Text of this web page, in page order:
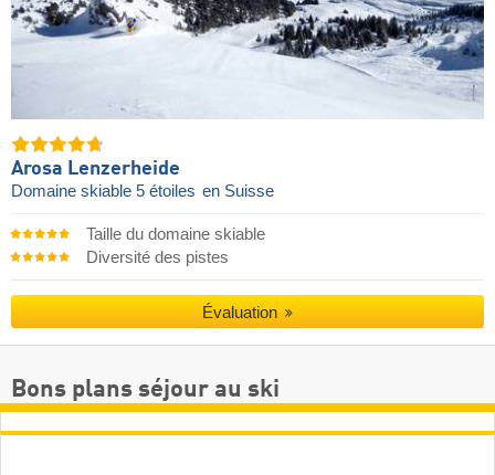
Arosa Lenzerheide
Domaine skiable 5 étoiles en Suisse
Taille du domaine skiable
Diversité des pistes
Évaluation
Bons plans séjour au ski